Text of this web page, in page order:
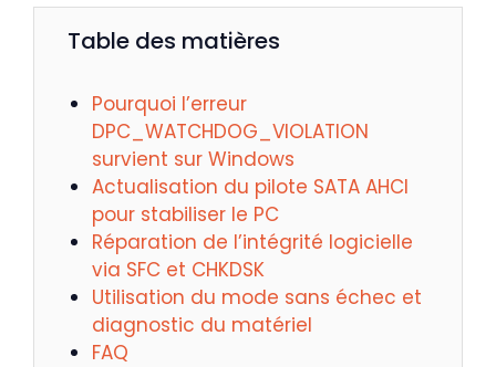
Table des matières
Pourquoi l’erreur
DPC_WATCHDOG_VIOLATION
survient sur Windows
Actualisation du pilote SATA AHCI
pour stabiliser le PC
Réparation de l’intégrité logicielle
via SFC et CHKDSK
Utilisation du mode sans échec et
diagnostic du matériel
FAQ